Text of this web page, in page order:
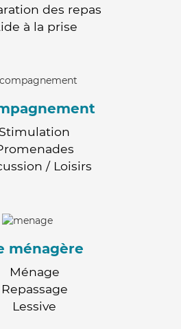
des repas
à la prise
Stimulation
/ Loisirs
ménagère
Ménage
Repassage
Lessive